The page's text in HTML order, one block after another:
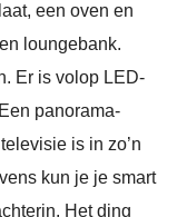
een oven en
loungebank.
Er is volop LED-
panorama-
is in zo’n
kun je je smart
Het ding